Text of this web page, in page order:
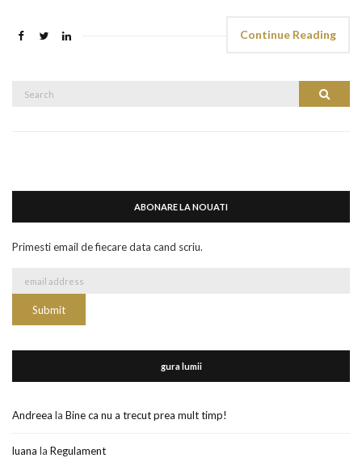
Continue Reading
Search
ABONARE LA NOUATI
Primesti email de fiecare data cand scriu.
gura lumii
Andreea la Bine ca nu a trecut prea mult timp!
luana la Regulament